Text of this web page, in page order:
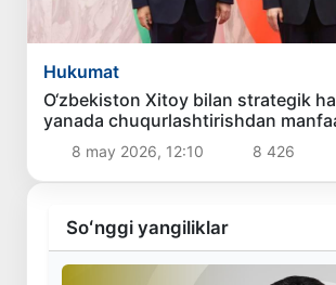
Hukumat
O‘zbekiston Xitoy bilan strategik
yanada chuqurlashtirishdan
bildirdi8 may 2026, 12:10 8 426
Soʻnggi yangiliklar